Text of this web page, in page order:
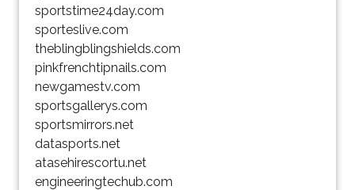
sportstime24day.com
sporteslive.com
theblingblingshields.com
pinkfrenchtipnails.com
newgamestv.com
sportsgallerys.com
sportsmirrors.net
datasports.net
atasehirescortu.net
engineeringtechub.com